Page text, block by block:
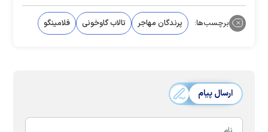
برچسب‌ها: پرندگان مهاجر تالاب گاوخونی فلامینگو
ارسال پیام